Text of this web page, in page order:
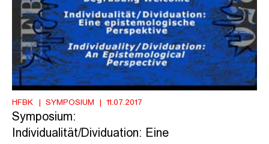
HFBK SYMPOSIUM 11.07.2017
Symposium:
Individualität/Dividuation: Eine